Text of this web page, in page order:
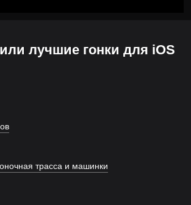
лучшие гонки для iOS
трасса и машинки